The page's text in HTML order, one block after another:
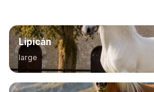
Lipicán
large